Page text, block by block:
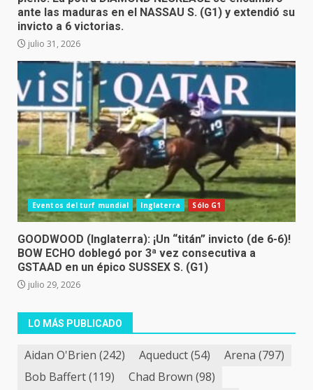
ante las maduras en el NASSAU S. (G1) y extendió su
invicto a 6 victorias.
julio 31, 2026
Eventos del turf mundial Inglaterra Sólo G1
GOODWOOD (Inglaterra): ¡Un “titán” invicto (de 6-6)!
BOW ECHO doblegó por 3ª vez consecutiva a
GSTAAD en un épico SUSSEX S. (G1)
julio 29, 2026
LO MÁS PUBLICADO
Aidan O'Brien (242) Aqueduct(54) Arena (797)
Bob Baffert(119) Chad Brown (98)